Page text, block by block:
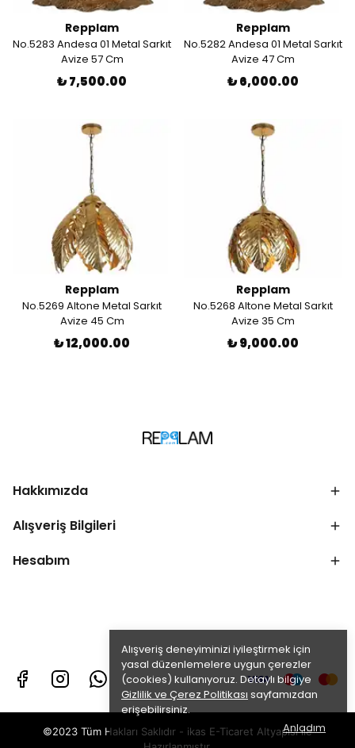
Alışveriş deneyiminizi iyileştirmek için
yasal düzenlemelere uygun çerezler
(cookies) kullanıyoruz. Detaylı bilgiye
Gizlilik ve Çerez Politikası sayfamızdan
erişebilirsiniz.
Anladım
Repplam
No.5283 Andesa 01 Metal Sarkıt
Avize 57 Cm
₺ 7,500.00
Repplam
No.5282 Andesa 01 Metal Sarkıt
Avize 47 Cm
₺ 6,000.00
Repplam
No.5269 Altone Metal Sarkıt
Avize 45 Cm
₺ 12,000.00
Repplam
No.5268 Altone Metal Sarkıt
Avize 35 Cm
₺ 9,000.00
Hakkımızda
Alışveriş Bilgileri
Hesabım
©2023 Tüm Hakları Saklıdır - ikas E-Ticaret Altyapısı ile